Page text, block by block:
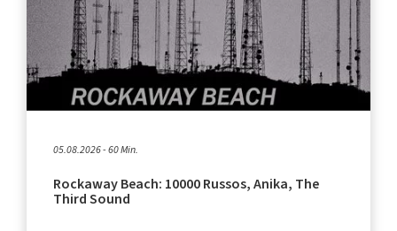
05.08.2026 - 60 Min.
Rockaway Beach: 10000 Russos, Anika, The
Third Sound